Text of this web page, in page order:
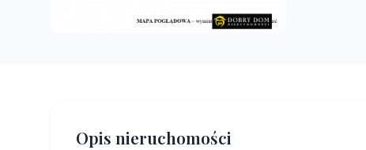
Opis nieruchomości